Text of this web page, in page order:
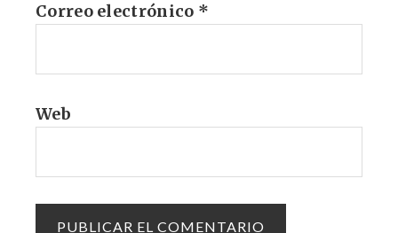
Correo electrónico *
Web